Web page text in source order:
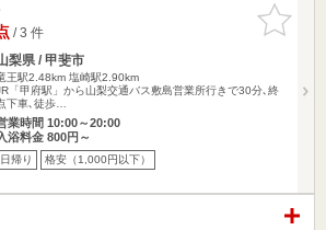
お気に入
りに追加
/ 3 件
梨県 / 甲斐市
王駅2.48km 塩崎駅2.90km
「甲府駅」から山梨交通バス敷島営業所行きで30分､終
下車､徒歩…
業時間 10:00～20:00
浴料金 800円～
日帰り 格安（1,000円以下）